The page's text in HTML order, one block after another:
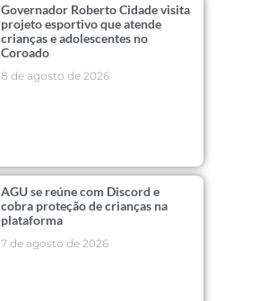
Governador Roberto Cidade visita
projeto esportivo que atende
crianças e adolescentes no
Coroado
8 de agosto de 2026
AGU se reúne com Discord e
cobra proteção de crianças na
plataforma
7 de agosto de 2026